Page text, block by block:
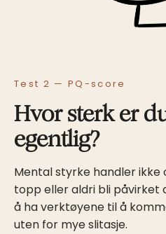
Test 2 — PQ-score
Hvor sterk er
egentlig?
Mental styrke handler
topp eller aldri bli påvirket
å ha verktøyene til å
uten for mye slitasje.